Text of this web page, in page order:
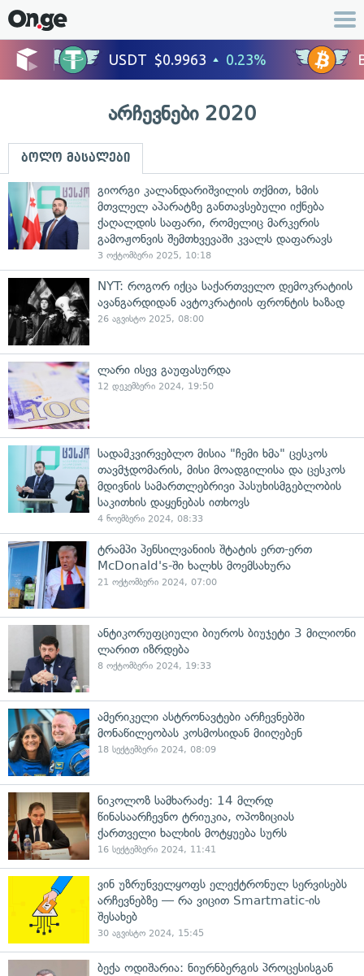
არჩევნები 2020
ბოლო მასალები
გიორგი კალანდარიშვილის თქმით, ხმის
მთვლელ აპარატზე განთავსებული იქნება
ქაღალდის საფარი, რომელიც მარკერის
გამოჟონვის შემთხვევაში კვალს დაფარავს
3 ოქტომბერი 2025, 10:18
NYT: როგორ იქცა საქართველო დემოკრატიის
ავანგარდიდან ავტოკრატიის ფრონტის ხაზად
26 აგვისტო 2025, 08:00
ლარი ისევ გაუფასურდა
12 დეკემბერი 2024, 19:50
სადამკვირვებლო მისია "ჩემი ხმა" ცესკოს
თავმჯდომარის, მისი მოადგილისა და ცესკოს
მდივნის სამართლებრივი პასუხისმგებლობის
საკითხის დაყენებას ითხოვს
4 ნოემბერი 2024, 08:33
ტრამპი პენსილვანიის შტატის ერთ-ერთ
McDonald's-ში ხალხს მოემსახურა
21 ოქტომბერი 2024, 07:00
ანტიკორუფციული ბიუროს ბიუჯეტი 3 მილიონი
ლარით იზრდება
8 ოქტომბერი 2024, 19:33
ამერიკელი ასტრონავტები არჩევნებში
მონაწილეობას კოსმოსიდან მიიღებენ
18 სექტემბერი 2024, 08:09
ნიკოლოზ სამხარაძე: 14 მლრდ
წინასაარჩევნო ტრიუკია, ოპოზიციას
ქართველი ხალხის მოტყუება სურს
16 სექტემბერი 2024, 11:41
ვინ უზრუნველყოფს ელექტრონულ სერვისებს
არჩევნებზე — რა ვიცით Smartmatic-ის
შესახებ
30 აგვისტო 2024, 15:45
ბექა ოდიშარია: ნიურნბერგის პროცესისგან